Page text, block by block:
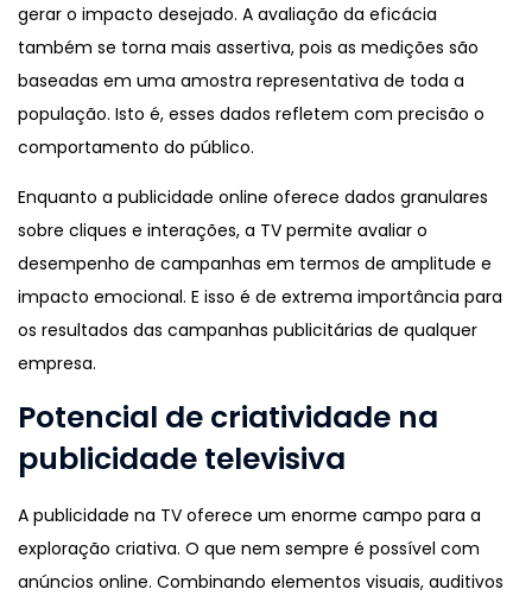
gerar o impacto desejado. A avaliação da eficácia
também se torna mais assertiva, pois as medições são
baseadas em uma amostra representativa de toda a
população. Isto é, esses dados refletem com precisão o
comportamento do público.
Enquanto a publicidade online oferece dados granulares
sobre cliques e interações, a TV permite avaliar o
desempenho de campanhas em termos de amplitude e
impacto emocional. E isso é de extrema importância para
os resultados das campanhas publicitárias de qualquer
empresa.
Potencial de criatividade na
publicidade televisiva
A publicidade na TV oferece um enorme campo para a
exploração criativa. O que nem sempre é possível com
anúncios online. Combinando elementos visuais, auditivos